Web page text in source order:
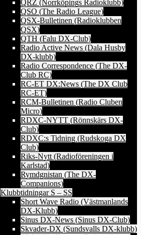
QRZ (Norrköpings Radioklubb)
QSO (The Radio League)
QSX-Bulletinen (Radioklubben
QSX)
QTH (Falu DX-Club)
Radio Active News (Dala Husby
DX-klubb)
Radio Correspondence (The DX-
Club RC)
RC-ET DX:News (The DX Club
RC-ET)
RCM-Bulletinen (Radio Cluben
Micro)
RDXC-NYTT (Rönnskärs DX-
Club)
RDXC:s Tidning (Rudskoga DX
Club)
Riks-Nytt (Radioföreningen i
Karlstad)
Rymdgnistan (The DX-
Companions)
Klubbtidningar S – SS
Short Wave Radio (Västmanlands
DX-Klubb)
Sinus DX-News (Sinus DX-Club)
Skvader-DX (Sundsvalls DX-klubb)